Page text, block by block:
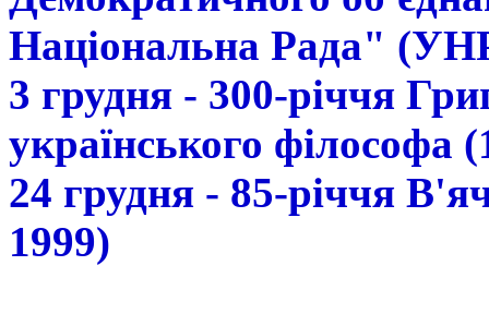
Національна Рада"
3 грудня - 300-річчя
українського філософа
24 грудня - 85-річчя
1999)